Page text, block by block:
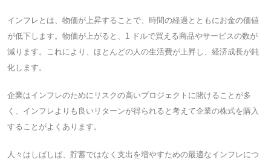
インフレとは、物価が上昇することで、時間の経過とともにお金の価値
が低下します。物価が上がると、1 ドルで買える商品やサービスの数が
減ります。これにより、ほとんどの人の生活費が上昇し、経済成長が鈍
化します。
企業はインフレのためにリスクの高いプロジェクトに賭けることが多
く、インフレよりも良いリターンが得られると考えて企業の株式を購入
することがよくあります。
人々はしばしば、貯蓄ではなく支出を増やすための最適なインフレにつ